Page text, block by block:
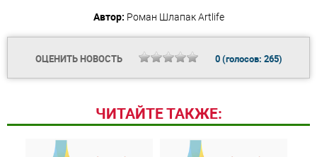
Автор: Роман ШлапакArtlife
ОЦЕНИТЬ НОВОСТЬ 0(голосов: 265)
ЧИТАЙТЕ ТАКЖЕ: